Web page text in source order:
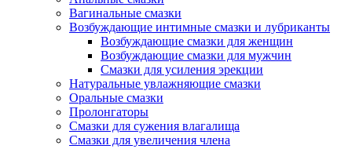
Вагинальные смазки
Возбуждающие интимные смазки и лубриканты
Возбуждающие смазки для женщин
Возбуждающие смазки для мужчин
Смазки для усиления эрекции
Натуральные увлажняющие смазки
Оральные смазки
Пролонгаторы
Смазки для сужения влагалища
Смазки для увеличения члена